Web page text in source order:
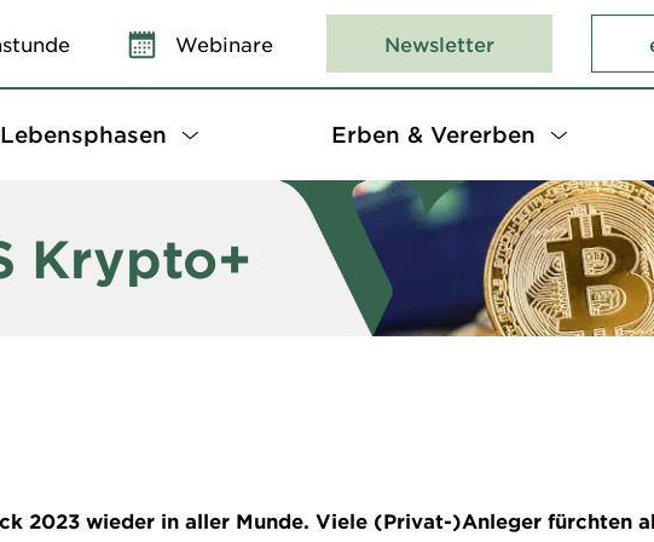
Webinare Newsletter
Lebensphasen Erben & Vererben
Krypto+
2023 wieder in aller Munde. Viele (Privat-)Anleger fürchten